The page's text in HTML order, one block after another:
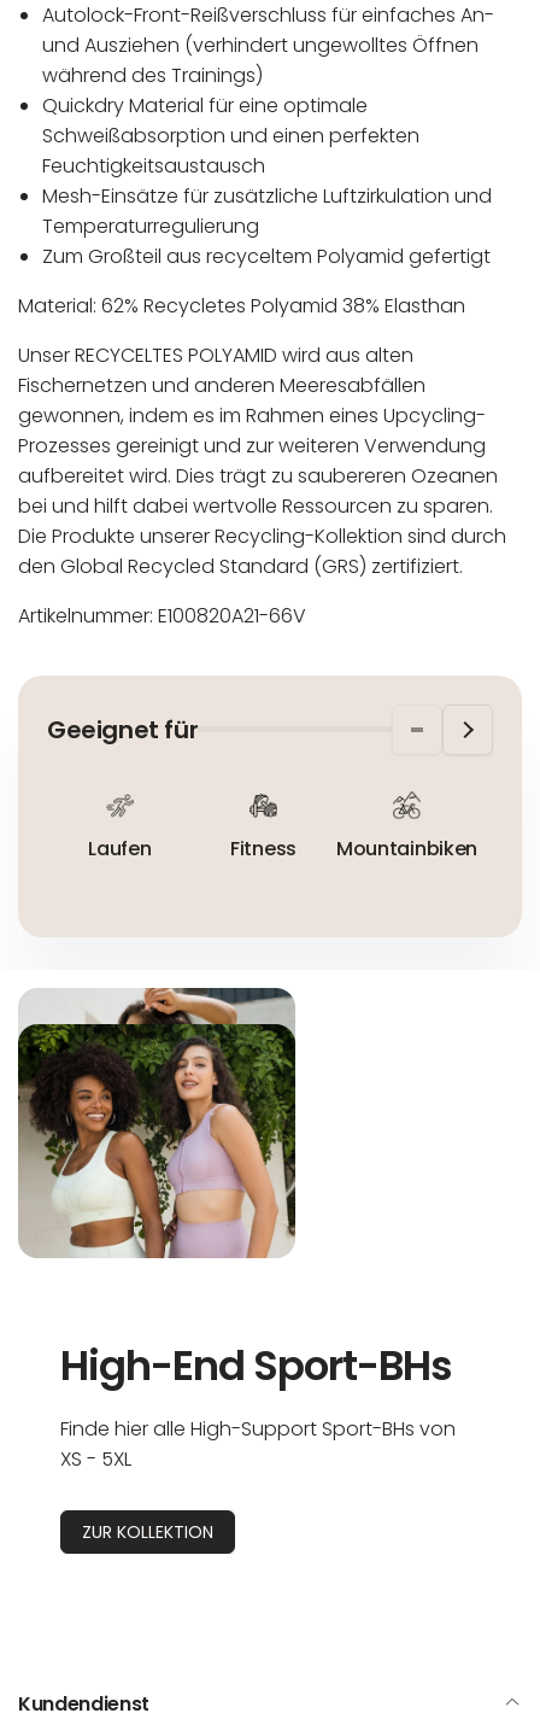
Autolock-Front-Reißverschluss für einfaches An-
und Ausziehen (verhindert ungewolltes Öffnen
während des Trainings)
Quickdry Material für eine optimale
Schweißabsorption und einen perfekten
Feuchtigkeitsaustausch
Mesh-Einsätze für zusätzliche Luftzirkulation und
Temperaturregulierung
Zum Großteil aus recyceltem Polyamid gefertigt
Material: 62% Recycletes Polyamid 38% Elasthan
Unser RECYCELTES POLYAMID wird aus alten
Fischernetzen und anderen Meeresabfällen
gewonnen, indem es im Rahmen eines Upcycling-
Prozesses gereinigt und zur weiteren Verwendung
aufbereitet wird. Dies trägt zu saubereren Ozeanen
bei und hilft dabei wertvolle Ressourcen zu sparen.
Die Produkte unserer Recycling-Kollektion sind durch
den Global Recycled Standard (GRS) zertifiziert.
Artikelnummer: E100820A21-66V
Nicht bleichen
Nicht bügeln
In der EU niedergelassener verantwortlicher
Wirtschaftsakteur:
Geeignet für
Laufen Fitness Mountainbiken
High-End Sport-BHs
Finde hier alle High-Support Sport-BHs von
XS - 5XL
ZUR KOLLEKTION
Kundendienst